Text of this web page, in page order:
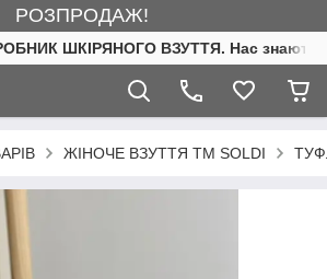
РОЗПРОДАЖ!
ШКІРЯНОГО ВЗУТТЯ. Нас знають.
ЖІНОЧЕ ВЗУТТЯ ТМ SOLDI